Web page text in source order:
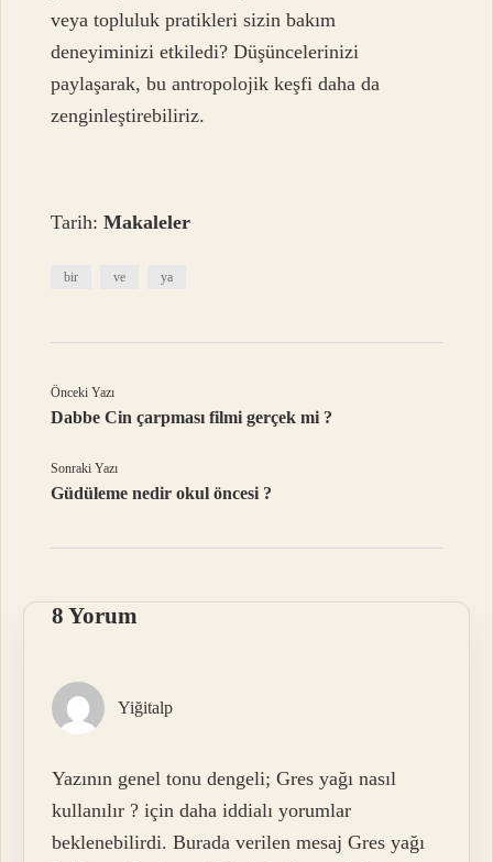
veya topluluk pratikleri sizin bakım
deneyiminizi etkiledi? Düşüncelerinizi
paylaşarak, bu antropolojik keşfi daha da
zenginleştirebiliriz.
Tarih:Makaleler
bir ve ya
Önceki Yazı
Dabbe Cin çarpması filmi gerçek mi ?
Sonraki Yazı
Güdüleme nedir okul öncesi ?
8 Yorum
Yiğitalp
Yazının genel tonu dengeli; Gres yağı nasıl
kullanılır ? için daha iddialı yorumlar
beklenebilirdi. Burada verilen mesaj Gres yağı